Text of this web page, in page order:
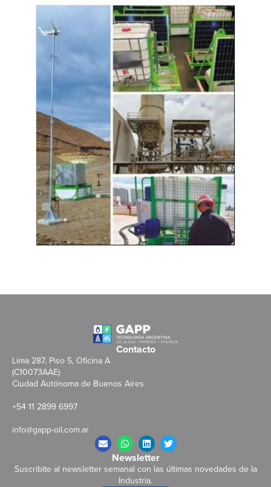
Contacto
Lima 287, Piso 5, Oficina A
(C10073AAE)
Ciudad Autónoma de Buenos Aires
+54 11 2899 6997
info@gapp-oil.com.ar
Newsletter
Suscribite al newsletter semanal con las últimas novedades de la
Industria.